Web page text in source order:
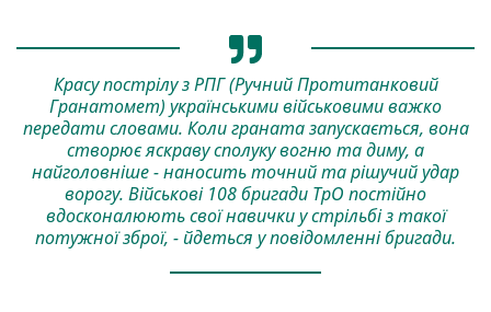
Красу пострілу з РПГ (Ручний Протитанковий
Гранатомет) українськими військовими важко
передати словами. Коли граната запускається, вона
створює яскраву сполуку вогню та диму, а
найголовніше - наносить точний та рішучий удар
ворогу. Військові 108 бригади ТрО постійно
вдосконалюють свої навички у стрільбі з такої
потужної зброї, - йдеться у повідомленні бригади.